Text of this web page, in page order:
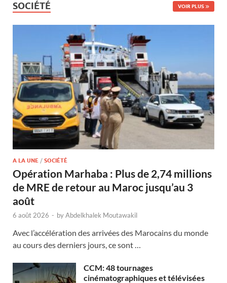
SOCIÉTÉ VOIR PLUS
A LA UNE / SOCIÉTÉ
Opération Marhaba : Plus de 2,74 millions
de MRE de retour au Maroc jusqu’au 3
août
6 août 2026 - byAbdelkhalek Moutawakil
Avec l’accélération des arrivées des Marocains du monde
au cours des derniers jours, ce sont …
CCM: 48 tournages
cinématographiques et télévisées